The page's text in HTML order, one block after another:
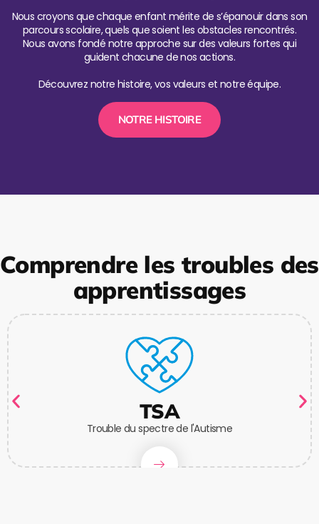
Nous croyons que chaque enfant mérite de s’épanouir dans son
parcours scolaire, quels que soient les obstacles rencontrés.
Nous avons fondé notre approche sur des valeurs fortes qui
guident chacune de nos actions.
Découvrez notre histoire, vos valeurs et notre équipe.
NOTRE HISTOIRE
Comprendre les troubles des
apprentissages
TSA
Trouble du spectre de l'Autisme